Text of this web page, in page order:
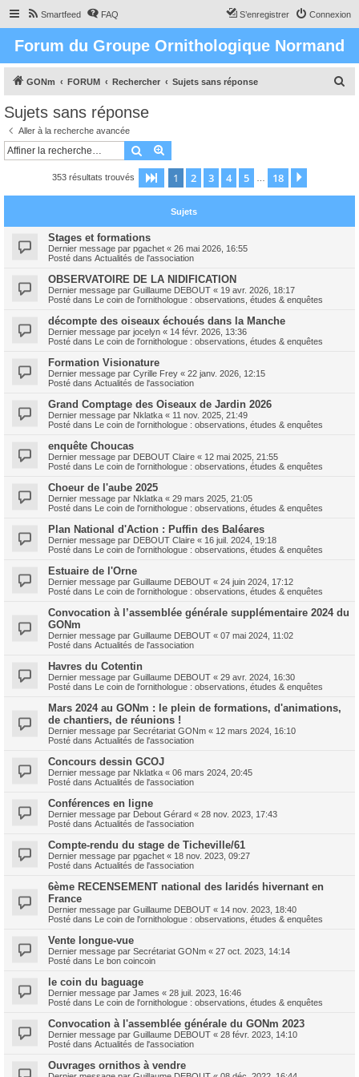
Smartfeed FAQ Connexion
S’enregistrer
Forum du Groupe Ornithologique Normand
GONm FORUM Rechercher Sujets sans réponse
c
Sujets sans réponse
Aller à la recherche avancée
Rechercher
353 résultats trouvés Page 1sur18
1 2 3 4 5 18
Sujets
Stages et formations
Dernier message par pgachet « 26 mai 2026, 16:55
Posté dans Actualités de l'association
OBSERVATOIRE DE LA NIDIFICATION
Dernier message par Guillaume DEBOUT « 19 avr. 2026, 18:17
Posté dans Le coin de l'ornithologue : observations, études & enquêtes
décompte des oiseaux échoués dans la Manche
Dernier message par jocelyn « 14 févr. 2026, 13:36
Posté dans Le coin de l'ornithologue : observations, études & enquêtes
Formation Visionature
Dernier message par Cyrille Frey « 22 janv. 2026, 12:15
Posté dans Actualités de l'association
Grand Comptage des Oiseaux de Jardin 2026
Dernier message par Nklatka « 11 nov. 2025, 21:49
Posté dans Le coin de l'ornithologue : observations, études & enquêtes
enquête Choucas
Dernier message par DEBOUT Claire « 12 mai 2025, 21:55
Posté dans Le coin de l'ornithologue : observations, études & enquêtes
Choeur de l'aube 2025
Dernier message par Nklatka « 29 mars 2025, 21:05
Posté dans Le coin de l'ornithologue : observations, études & enquêtes
Plan National d'Action : Puffin des Baléares
Dernier message par DEBOUT Claire « 16 juil. 2024, 19:18
Posté dans Le coin de l'ornithologue : observations, études & enquêtes
Estuaire de l'Orne
Dernier message par Guillaume DEBOUT « 24 juin 2024, 17:12
Posté dans Le coin de l'ornithologue : observations, études & enquêtes
Convocation à l’assemblée générale supplémentaire 2024 du
GONm
Dernier message par Guillaume DEBOUT « 07 mai 2024, 11:02
Posté dans Actualités de l'association
Havres du Cotentin
Dernier message par Guillaume DEBOUT « 29 avr. 2024, 16:30
Posté dans Le coin de l'ornithologue : observations, études & enquêtes
Mars 2024 au GONm : le plein de formations, d'animations,
de chantiers, de réunions !
Dernier message par Secrétariat GONm « 12 mars 2024, 16:10
Posté dans Actualités de l'association
Concours dessin GCOJ
Dernier message par Nklatka « 06 mars 2024, 20:45
Posté dans Actualités de l'association
Conférences en ligne
Dernier message par Debout Gérard « 28 nov. 2023, 17:43
Posté dans Actualités de l'association
Compte-rendu du stage de Ticheville/61
Dernier message par pgachet « 18 nov. 2023, 09:27
Posté dans Actualités de l'association
6ème RECENSEMENT national des laridés hivernant en
France
Dernier message par Guillaume DEBOUT « 14 nov. 2023, 18:40
Posté dans Le coin de l'ornithologue : observations, études & enquêtes
Vente longue-vue
Dernier message par Secrétariat GONm « 27 oct. 2023, 14:14
Posté dans Le bon coincoin
le coin du baguage
Dernier message par James « 28 juil. 2023, 16:46
Posté dans Le coin de l'ornithologue : observations, études & enquêtes
Convocation à l'assemblée générale du GONm 2023
Dernier message par Guillaume DEBOUT « 28 févr. 2023, 14:10
Posté dans Actualités de l'association
Ouvrages ornithos à vendre